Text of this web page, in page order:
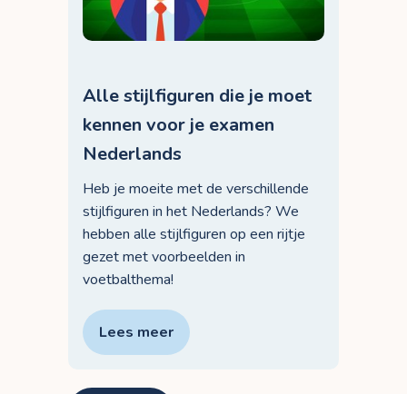
Alle stijlfiguren die je moet
kennen voor je examen
Nederlands
Heb je moeite met de verschillende
stijlfiguren in het Nederlands? We
hebben alle stijlfiguren op een rijtje
gezet met voorbeelden in
voetbalthema!
Lees meer